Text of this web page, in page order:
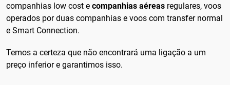
companhias low cost e companhias aéreas regulares, voos
operados por duas companhias e voos com transfer normal
e Smart Connection.
Temos a certeza que não encontrará uma ligação a um
preço inferior e garantimos isso.